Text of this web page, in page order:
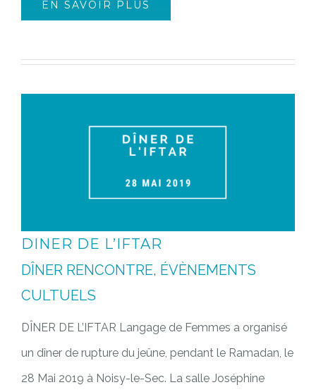
EN SAVOIR PLUS
DINER DE L’IFTAR
DÎNER RENCONTRE, ÉVÈNEMENTS
CULTUELS
DÎNER DE L’IFTAR Langage de Femmes a organisé
un dîner de rupture du jeûne, pendant le Ramadan, le
28 Mai 2019 à Noisy-le-Sec. La salle Joséphine